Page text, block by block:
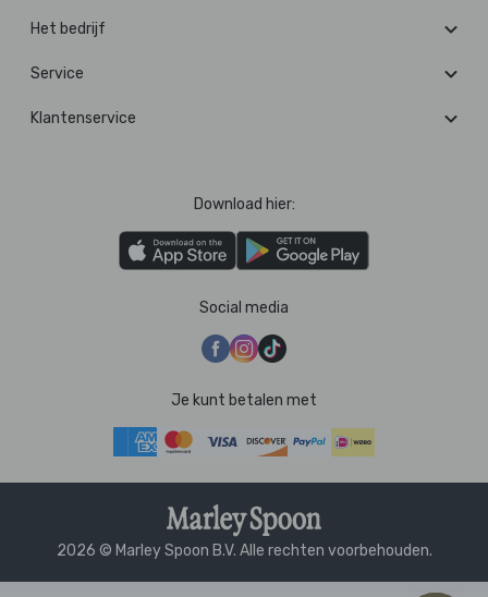
Het bedrijf
Service
Klantenservice
Download hier:
Social media
Je kunt betalen met
2026 © Marley Spoon B.V. Alle rechten voorbehouden.